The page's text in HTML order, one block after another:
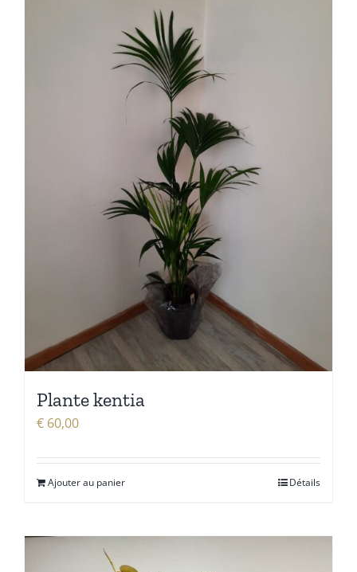
Plante kentia
€60,00
Ajouter au panier Détails